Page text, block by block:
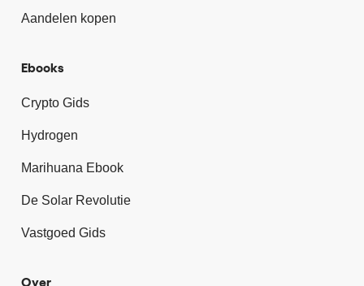
Aandelen kopen
Ebooks
Crypto Gids
Hydrogen
Marihuana Ebook
De Solar Revolutie
Vastgoed Gids
Over